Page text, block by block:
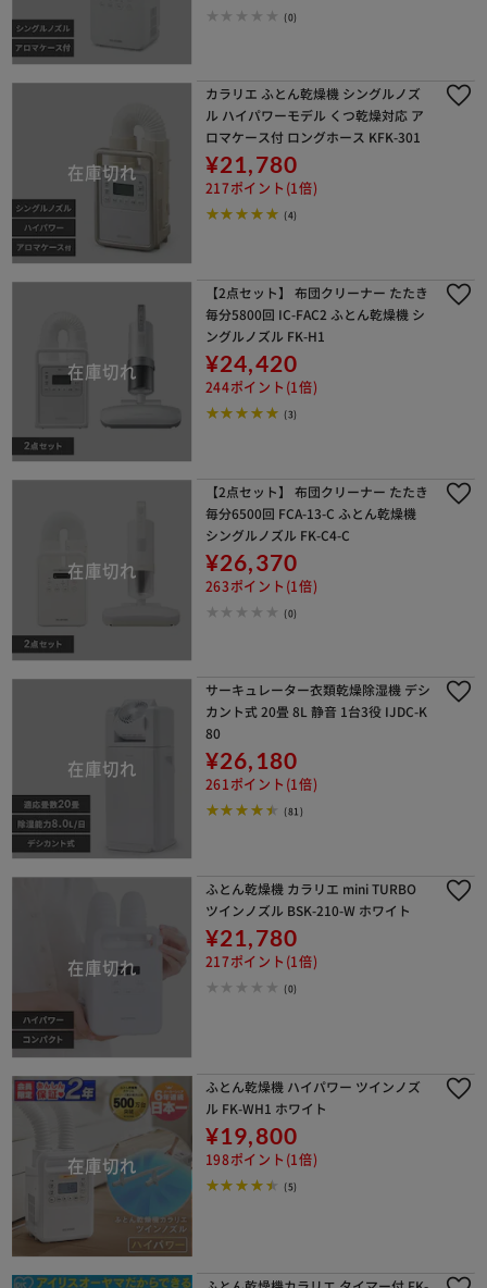
(0)
カラリエ ふとん乾燥機 シングルノズ
ル ハイパワーモデル くつ乾燥対応 ア
ロマケース付 ロングホース KFK-301
¥21,780
217ポイント(1倍)
(4)
【2点セット】 布団クリーナー たたき
毎分5800回 IC-FAC2 ふとん乾燥機 シ
ングルノズル FK-H1
¥24,420
244ポイント(1倍)
(3)
【2点セット】 布団クリーナー たたき
毎分6500回 FCA-13-C ふとん乾燥機
シングルノズル FK-C4-C
¥26,370
263ポイント(1倍)
(0)
サーキュレーター衣類乾燥除湿機 デシ
カント式 20畳 8L 静音 1台3役 IJDC-K
80
¥26,180
261ポイント(1倍)
(81)
ふとん乾燥機 カラリエ mini TURBO
ツインノズル BSK-210-W ホワイト
¥21,780
217ポイント(1倍)
(0)
ふとん乾燥機 ハイパワー ツインノズ
ル FK-WH1 ホワイト
¥19,800
198ポイント(1倍)
(5)